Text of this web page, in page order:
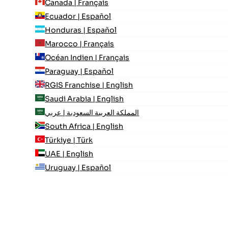
Canada | Français
Ecuador | Español
Honduras | Español
Marocco | Français
Océan Indien | Français
Paraguay | Español
RGIS Franchise | English
Saudi Arabia | English
المملكة العربية السعودية | عربي
South Africa | English
Türkiye | Türk
UAE | English
Uruguay | Español